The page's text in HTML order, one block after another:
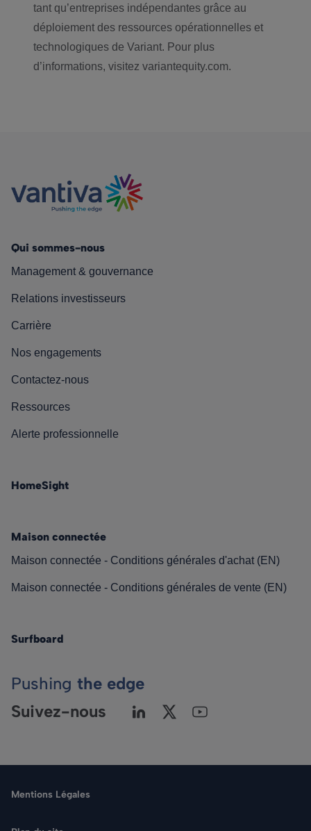
tant qu’entreprises indépendantes grâce au
déploiement des ressources opérationnelles et
technologiques de Variant. Pour plus
d’informations, visitez variantequity.com.
Qui sommes-nous
Management & gouvernance
Relations investisseurs
Carrière
Nos engagements
Contactez-nous
Ressources
Alerte professionnelle
HomeSight
Maison connectée
Maison connectée - Conditions générales d'achat (EN)
Maison connectée - Conditions générales de vente (EN)
Surfboard
Pushing the edge
Suivez-nous
Mentions Légales